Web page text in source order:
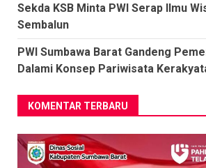
Sekda KSB Minta PWI Serap Ilmu
Sembalun
PWI Sumbawa Barat Gandeng
Dalami Konsep Pariwisata
KOMENTAR TERBARU